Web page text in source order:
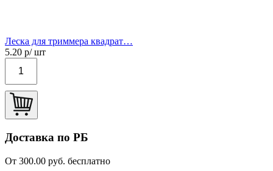
Леска для триммера квадрат…
5.20 р/ шт
Доставка по РБ
От 300.00 руб. бесплатно